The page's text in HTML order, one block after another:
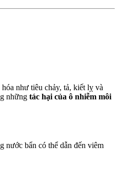
như tiêu chảy, tả, kiết lỵ và
những tác hại của ô nhiễm môi
nước bẩn có thể dẫn đến viêm